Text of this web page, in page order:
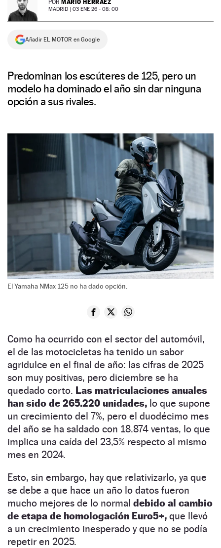
NEWSLETTER
SÍGUENOS
POR MARIO HERRÁEZ
MADRID | 03 ENE 26 - 08: 00
Añadir EL MOTOR en Google
Predominan los escúteres de 125, pero un
modelo ha dominado el año sin dar ninguna
opción a sus rivales.
El Yamaha NMax 125 no ha dado opción.
Como ha ocurrido con el sector del automóvil,
el de las motocicletas ha tenido un sabor
agridulce en el final de año: las cifras de 2025
son muy positivas, pero diciembre se ha
quedado corto. Las matriculaciones anuales
han sido de 265.220 unidades, lo que supone
un crecimiento del 7%, pero el duodécimo mes
del año se ha saldado con 18.874 ventas, lo que
implica una caída del 23,5% respecto al mismo
mes en 2024.
Esto, sin embargo, hay que relativizarlo, ya que
se debe a que hace un año lo datos fueron
mucho mejores de lo normal debido al cambio
de etapa de homologación Euro5+, que llevó
a un crecimiento inesperado y que no se podía
repetir en 2025.